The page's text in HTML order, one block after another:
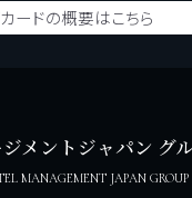
ードの概要はこちら
メントジャパン グ
MANAGEMENT JAPAN GROUP